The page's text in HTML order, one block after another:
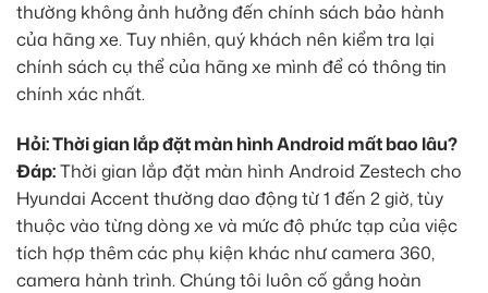
thường không ảnh hưởng đến chính sách bảo hành
của hãng xe. Tuy nhiên, quý khách nên kiểm tra lại
chính sách cụ thể của hãng xe mình để có thông tin
chính xác nhất.
Hỏi: Thời gian lắp đặt màn hình Android mất bao lâu?
Đáp:Thời gian lắp đặt màn hình Android Zestech cho
Hyundai Accent thường dao động từ 1 đến 2 giờ, tùy
thuộc vào từng dòng xe và mức độ phức tạp của việc
tích hợp thêm các phụ kiện khác như camera 360,
camera hành trình. Chúng tôi luôn cố gắng hoàn